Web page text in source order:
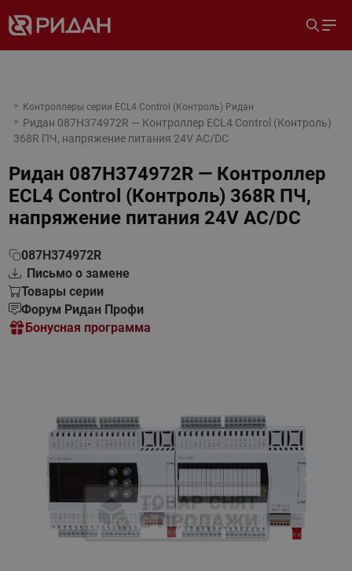
Контроллеры серии ECL4 Control (Контроль) Ридан
Ридан 087H374972R — Контроллер ECL4 Control (Контроль)
368R ПЧ, напряжение питания 24V AC/DC
Ридан 087H374972R — Контроллер
ECL4 Control (Контроль) 368R ПЧ,
напряжение питания 24V AC/DC
087H374972R
Письмо о замене
Товары серии
Форум Ридан Профи
Бонусная программа
Назад